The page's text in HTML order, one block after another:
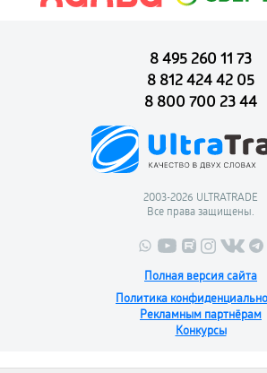
8 495 260 11 73
8 812 424 42 05
8 800 700 23 44
2003-2026 ULTRATRADE
Все права защищены.
Полная версия сайта
Политика
Рекламным партнёрам
Конкурсы